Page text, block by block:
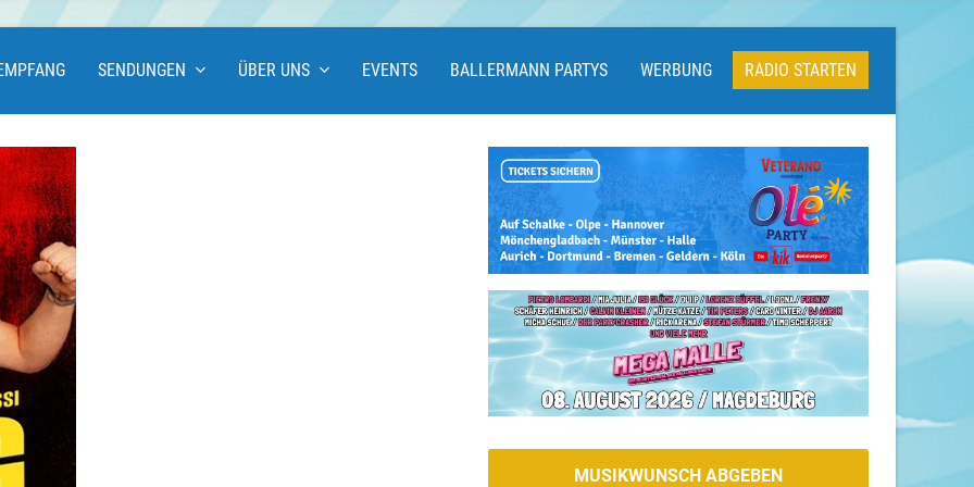
SENDUNGEN ÜBER UNS EVENTS BALLERMANN PARTYS WERBUNG RADIO STARTEN
MUSIKWUNSCH ABGEBEN